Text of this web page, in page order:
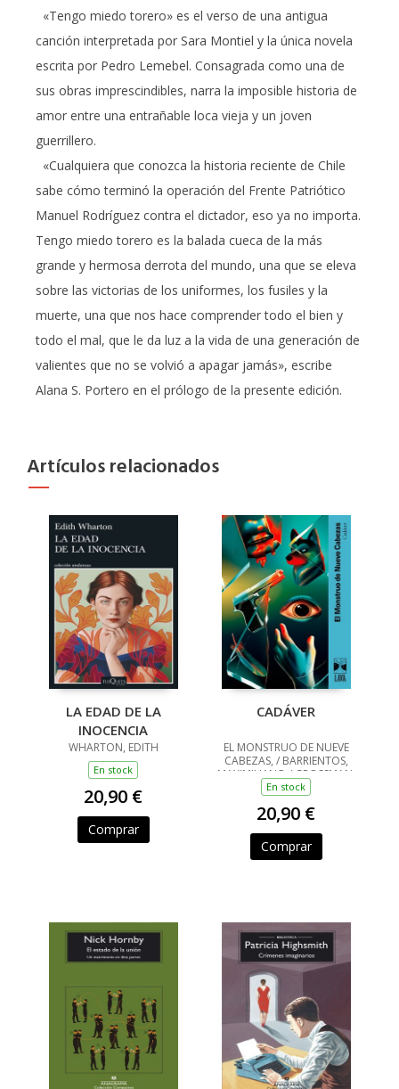
«Tengo miedo torero» es el verso de una antigua
canción interpretada por Sara Montiel y la única novela
escrita por Pedro Lemebel. Consagrada como una de
sus obras imprescindibles, narra la imposible historia de
amor entre una entrañable loca vieja y un joven
guerrillero.
«Cualquiera que conozca la historia reciente de Chile
sabe cómo terminó la operación del Frente Patriótico
Manuel Rodríguez contra el dictador, eso ya no importa.
Tengo miedo torero es la balada cueca de la más
grande y hermosa derrota del mundo, una que se eleva
sobre las victorias de los uniformes, los fusiles y la
muerte, una que nos hace comprender todo el bien y
todo el mal, que le da luz a la vida de una generación de
valientes que no se volvió a apagar jamás», escribe
Alana S. Portero en el prólogo de la presente edición.
Artículos relacionados
LA EDAD DE LA
INOCENCIA
WHARTON, EDITH
En stock
20,90 €
Comprar
CADÁVER
EL MONSTRUO DE NUEVE
CABEZAS, / BARRIENTOS,
MAXIMILIANO / GROSSMAN,
LUCILA / ANCIRA, LOLA /
RIVERO, GIOVANNA /
BARRAGÁN, LUIS CARLOS /
REYES, KAREN A
En stock
20,90 €
Comprar